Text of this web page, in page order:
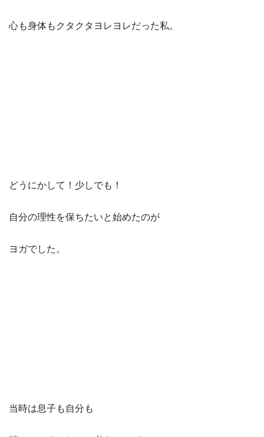
心も身体もクタクタヨレヨレだった私。
どうにかして！少しでも！
自分の理性を保ちたいと始めたのが
ヨガでした。
当時は息子も自分も